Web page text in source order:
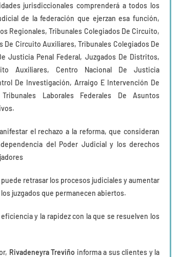
jurisdiccionales comprenderá a todos los
de la federación que ejerzan esa función,
Regionales, Tribunales Colegiados De Circuito,
De Circuito Auxiliares, Tribunales Colegiados De
Justicia Penal Federal, Juzgados De Distritos,
Auxiliares, Centro Nacional De Justicia
De Investigación, Arraigo E Intervención De
Laborales Federales De Asuntos
el rechazo a la reforma, que consideran
del Poder Judicial y los derechos
retrasar los procesos judiciales y aumentar
juzgados que permanecen abiertos.
y la rapidez con la que se resuelven los
Rivadeneyra Treviño informa a sus clientes y la